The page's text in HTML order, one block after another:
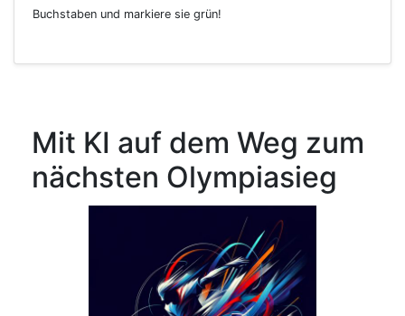
Buchstaben und markiere sie grün!
Mit KI auf dem Weg zum
nächsten Olympiasieg